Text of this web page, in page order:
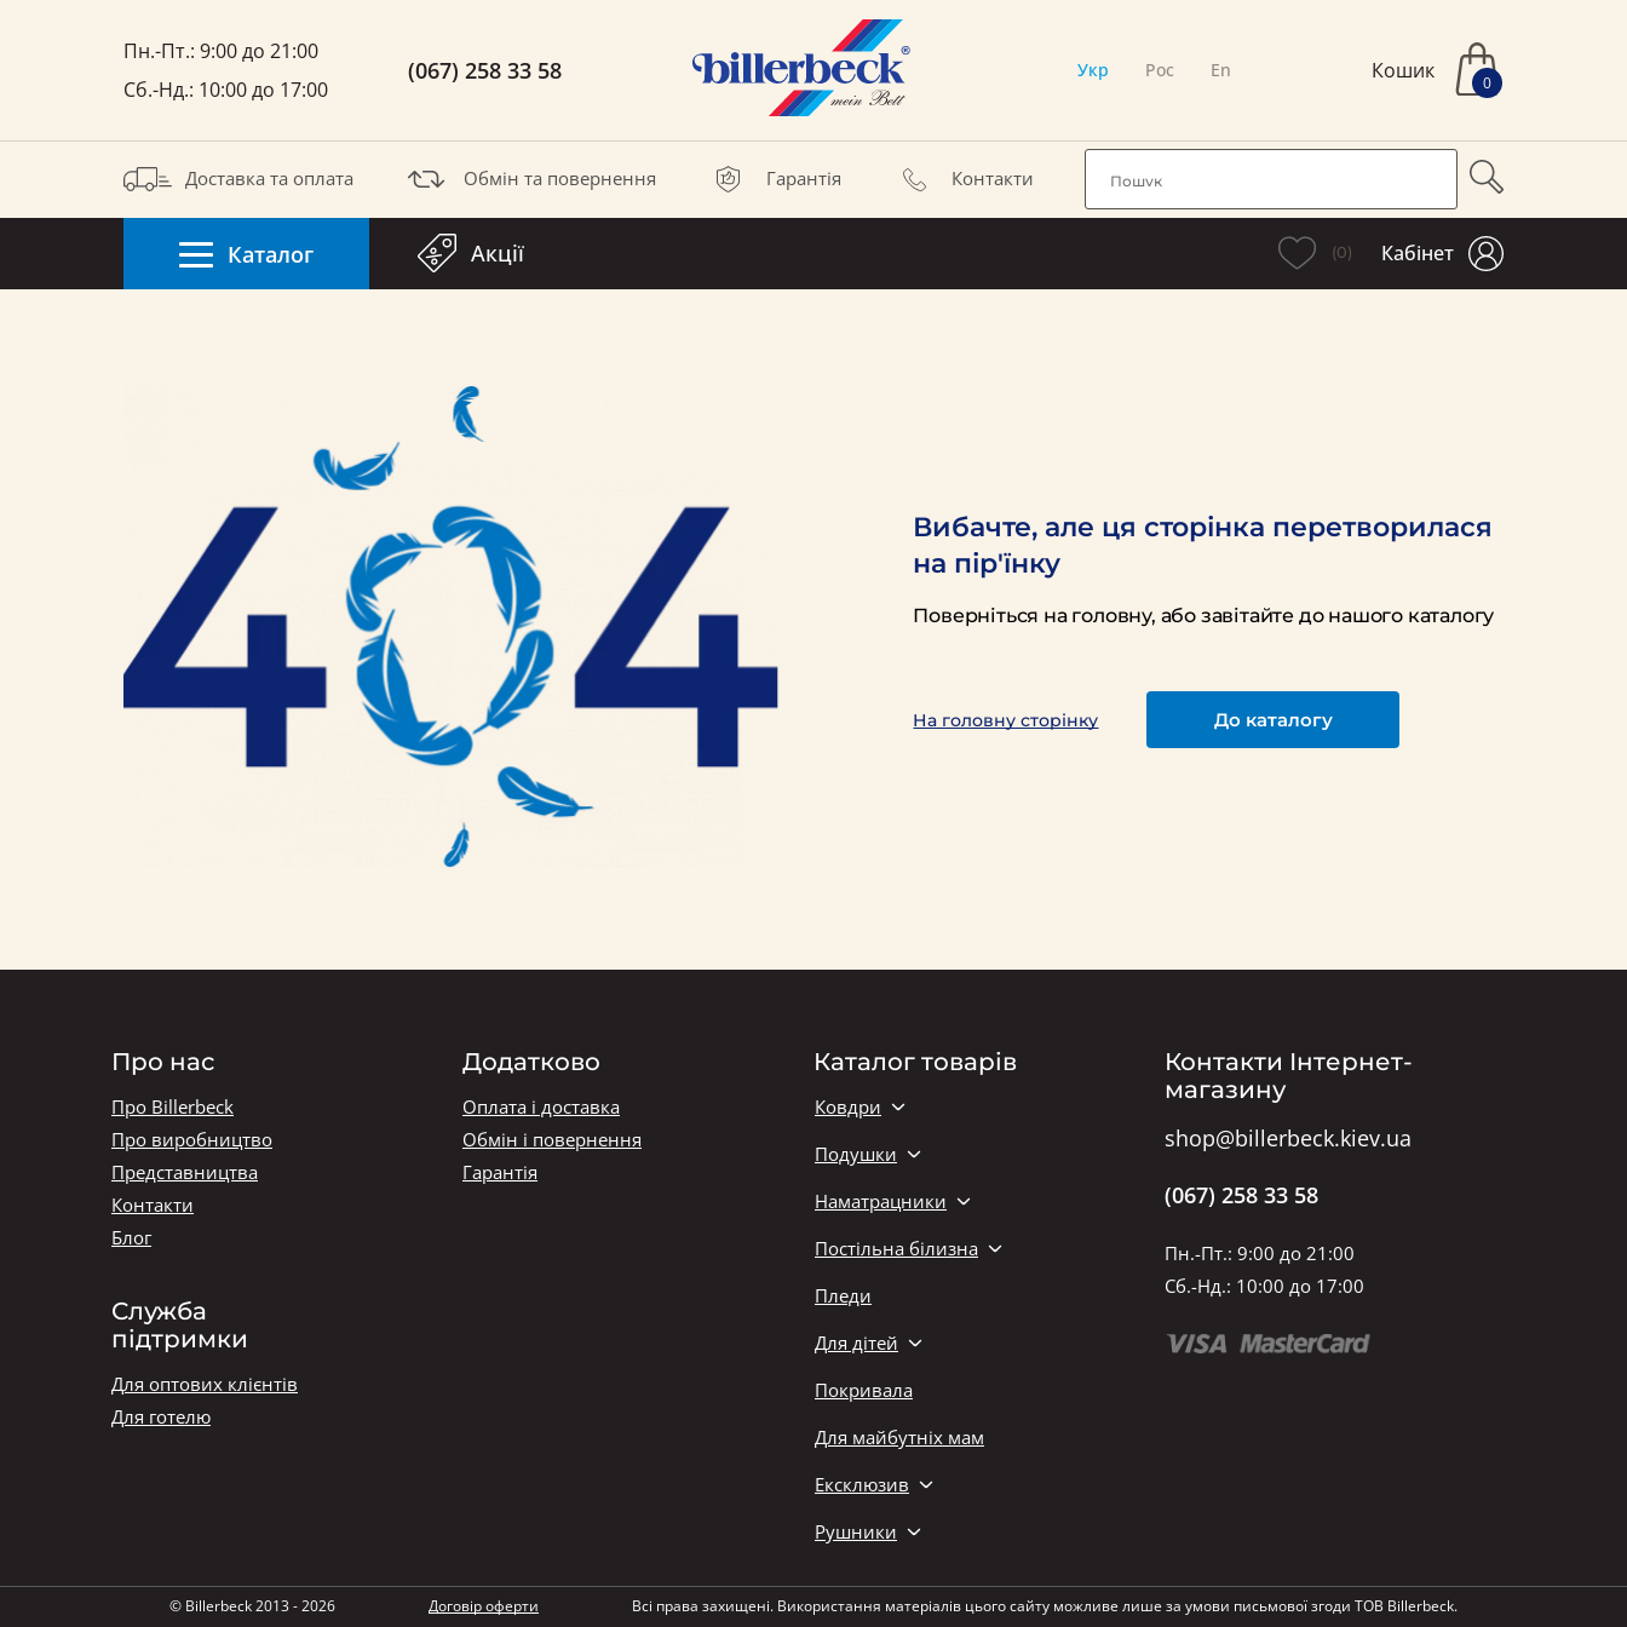
Пн.-Пт.: 9:00 до 21:00
Сб.-Нд.: 10:00 до 17:00
(067) 258 33 58 Укр Рос En Кошик 0
Доставка та оплата Обмін та повернення Гарантія Контакти
Каталог Акції (0) Кабінет
Вибачте, але ця сторінка перетворилася
на пір'їнку
Поверніться на головну, або завітайте до нашого каталогу
До каталогу
На головну сторінку
Каталог товарів
Ковдри
Подушки
Наматрацники
Постільна білизна
Пледи
Для дітей
Покривала
Для майбутніх мам
Ексклюзив
Рушники
Про нас
Про Billerbeck
Про виробництво
Представництва
Контакти
Блог
Служба
підтримки
Для оптових клієнтів
Для готелю
Додатково
Оплата і доставка
Обмін і повернення
Гарантія
Контакти Інтернет-
магазину
shop@billerbeck.kiev.ua
(067) 258 33 58
Пн.-Пт.: 9:00 до 21:00
Сб.-Нд.: 10:00 до 17:00
© Billerbeck 2013 - 2026 Договір оферти Всі права захищені. Використання матеріалів цього сайту можливе лише за умови письмової згоди ТОВ Billerbeck.